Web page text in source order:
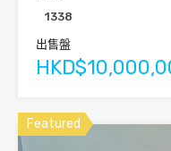
1338
出售盤
Featured